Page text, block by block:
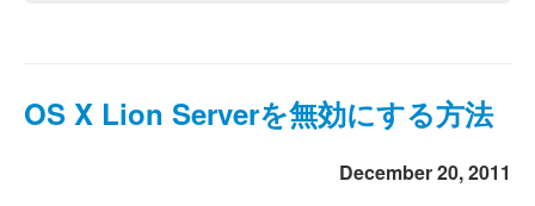
OS X Lion Serverを無効にする方法
December 20, 2011